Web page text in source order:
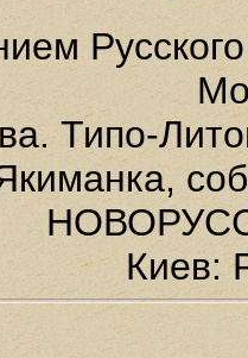
Типо-
Киев: